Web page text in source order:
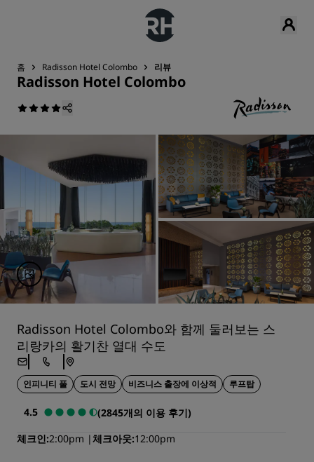
홈 Radisson Hotel Colombo 리뷰
Radisson Hotel Colombo
Radisson Hotel Colombo와 함께 둘러보는 스
리랑카의 활기찬 열대 수도
인피니티 풀 도시 전망 비즈니스 출장에 이상적 루프탑
4.5
(2845개의 이용 후기)
체크인 2:00pm 체크아웃 12:00pm